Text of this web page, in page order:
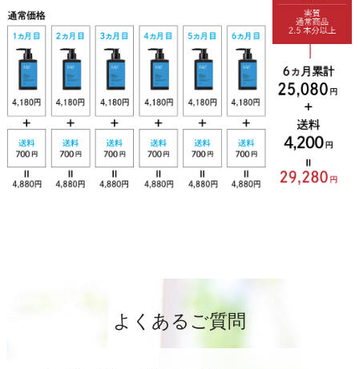
よくあるご質問